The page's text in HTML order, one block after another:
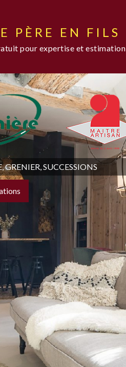
PÈRE EN FILS
pour expertise et estimation
SUCCESSIONS